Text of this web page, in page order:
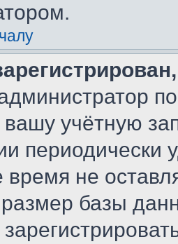
учётную
периодически
время не
базы